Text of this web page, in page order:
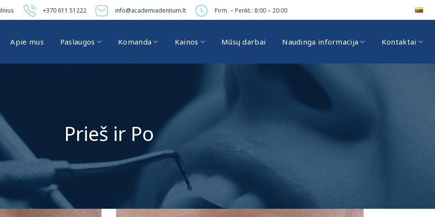
+370 611 51222 info@academiadentium.lt Pirm. – Penkt.: 8:00 – 20:00
Apie mus Paslaugos Komanda Kainos Mūsų darbai Naudinga informacija Kontaktai
Prieš ir Po